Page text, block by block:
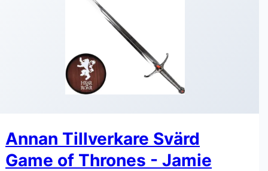
Annan Tillverkare Svärd
Game of Thrones - Jamie